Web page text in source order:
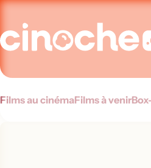
Films au cinémaFilms à venir